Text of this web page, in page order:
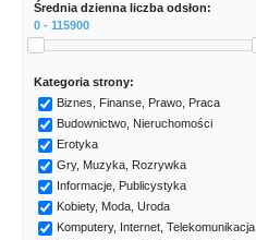
Średnia dzienna liczba odsłon:
0 - 115900
Kategoria strony:
Biznes, Finanse, Prawo, Praca
Budownictwo, Nieruchomości
Erotyka
Gry, Muzyka, Rozrywka
Informacje, Publicystyka
Kobiety, Moda, Uroda
Komputery, Internet, Telekomunikacja